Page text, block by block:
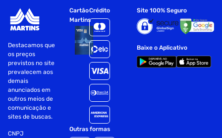
Destacamos que
os preços
previstos no site
prevalecem aos
demais
anunciados em
outros meios de
comunicação e
sites de buscas.
CNPJ
Cartão
Martins
Crédito
Outras formas
Site 100% Seguro
Baixe o Aplicativo